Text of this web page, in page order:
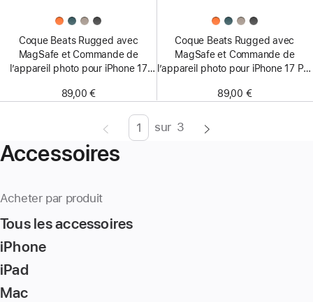
Coque Beats Rugged avec
MagSafe et Commande de
l’appareil photo pour iPhone 17
89,00 €
Coque Beats Rugged avec
MagSafe et Commande de
l’appareil photo pour iPhone 17 Pro
89,00 €
PageEnter
sur 3
Accessoires
Acheter par produit
Tous les accessoires
iPhone
iPad
Mac